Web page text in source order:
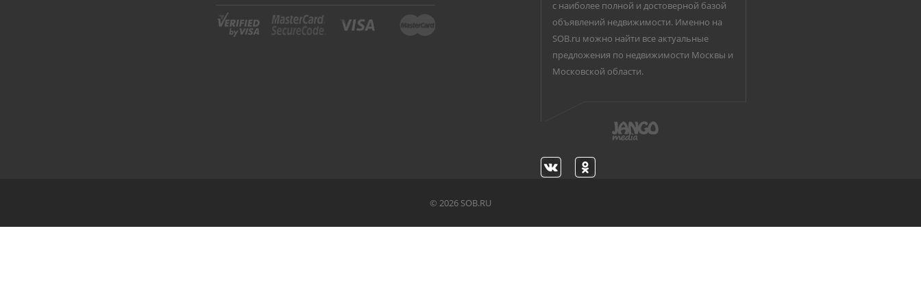
с наиболее полной и достоверной базой
объявлений недвижимости. Именно на
SOB.ru можно найти все актуальные
предложения по недвижимости Москвы и
Московской области.
© 2026 SOB.RU